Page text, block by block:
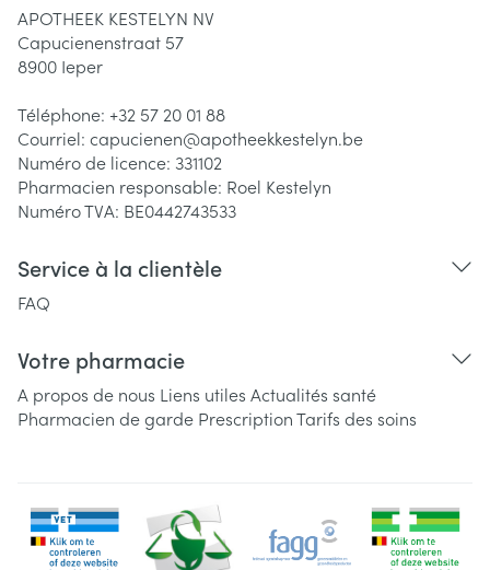
APOTHEEK KESTELYN NV
Capucienenstraat 57
8900 Ieper
Téléphone: +32 57 20 01 88
Courriel: capucienen@apotheekkestelyn.be
Numéro de licence: 331102
Pharmacien responsable: Roel Kestelyn
Numéro TVA: BE0442743533
Service à la clientèle
FAQ
Votre pharmacie
A propos de nous Liens utiles Actualités santé
Pharmacien de garde PrescriptionTarifs des soins